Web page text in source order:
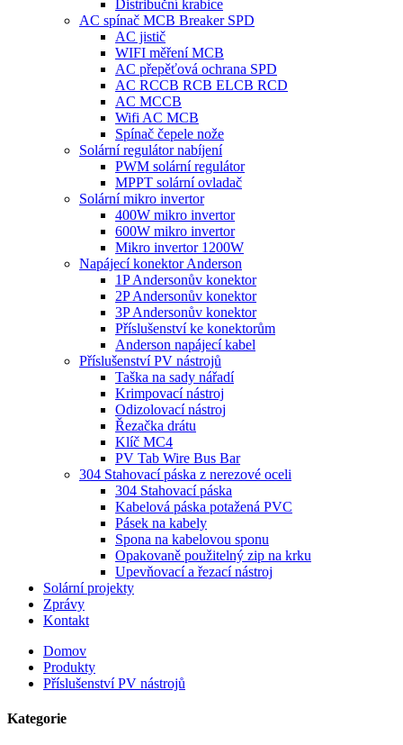
Distribuční krabice
AC spínač MCB Breaker SPD
AC jistič
WIFI měření MCB
AC přepěťová ochrana SPD
AC RCCB RCB ELCB RCD
AC MCCB
Wifi AC MCB
Spínač čepele nože
Solární regulátor nabíjení
PWM solární regulátor
MPPT solární ovladač
Solární mikro invertor
400W mikro invertor
600W mikro invertor
Mikro invertor 1200W
Napájecí konektor Anderson
1P Andersonův konektor
2P Andersonův konektor
3P Andersonův konektor
Příslušenství ke konektorům
Anderson napájecí kabel
Příslušenství PV nástrojů
Taška na sady nářadí
Krimpovací nástroj
Odizolovací nástroj
Řezačka drátu
Klíč MC4
PV Tab Wire Bus Bar
304 Stahovací páska z nerezové oceli
304 Stahovací páska
Kabelová páska potažená PVC
Pásek na kabely
Spona na kabelovou sponu
Opakovaně použitelný zip na krku
Upevňovací a řezací nástroj
Solární projekty
Zprávy
Kontakt
Domov
Produkty
Příslušenství PV nástrojů
Kategorie